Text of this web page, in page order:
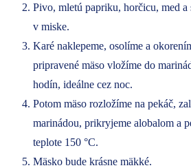
Pivo, mletú papriku, horčicu, med a
v miske.
Karé naklepeme, osolíme a
pripravené mäso vložíme do
hodín, ideálne cez noc.
Potom mäso rozložíme na pekáč,
marinádou, prikryjeme alobalom a
teplote 150 °C.
Mäsko bude krásne mäkké.